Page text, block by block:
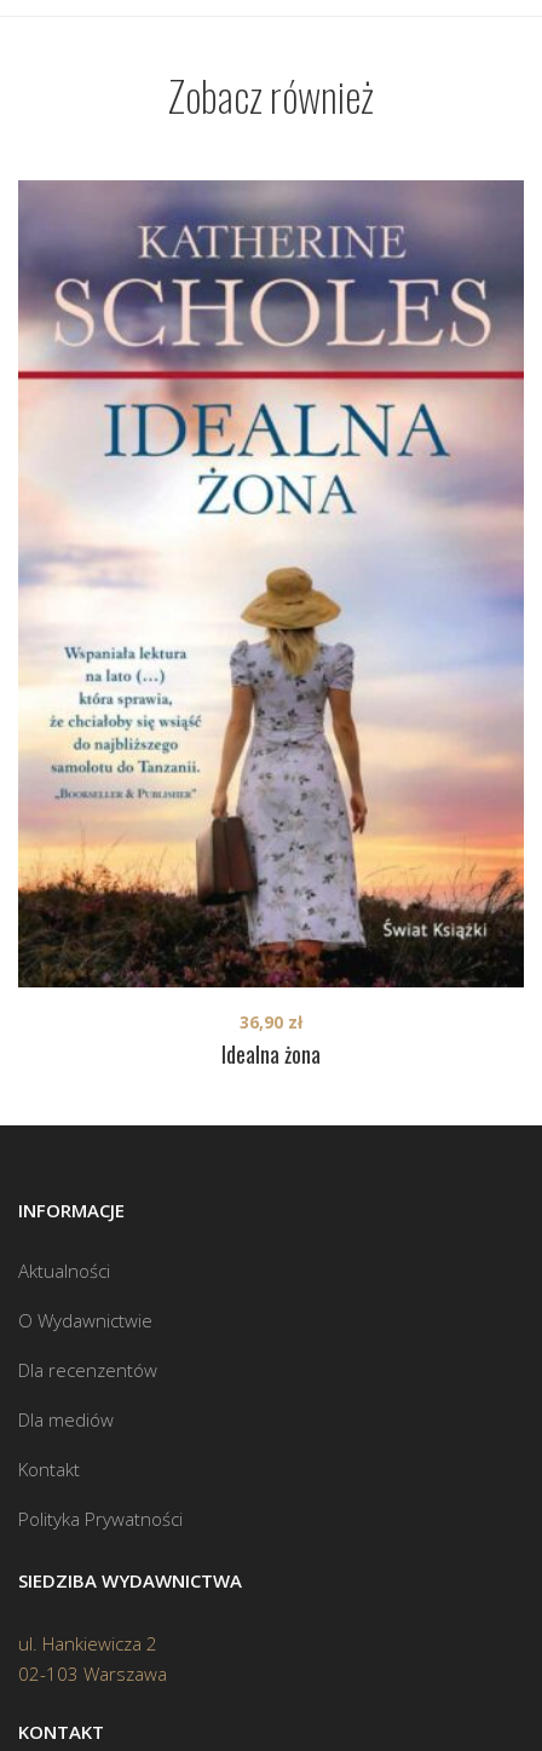
Zobacz również
Idealna żona
36,90 zł
INFORMACJE
Aktualności
O Wydawnictwie
Dla recenzentów
Dla mediów
Kontakt
Polityka Prywatności
SIEDZIBA WYDAWNICTWA
ul. Hankiewicza 2
02-103 Warszawa
KONTAKT